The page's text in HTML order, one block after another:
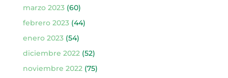
marzo 2023(60)
febrero 2023(44)
enero 2023(54)
diciembre 2022(52)
noviembre 2022(75)